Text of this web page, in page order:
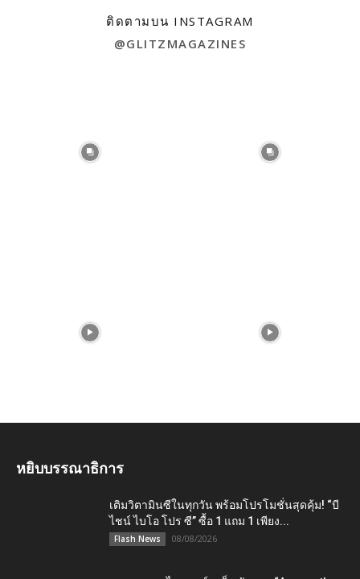
ติดตามบน INSTAGRAM
@GLITZMAGAZINES
หยิบบรรณาธิการ
เติมวิตามินซีในทุกวัน พร้อมโปรโมชั่นสุดคุ้ม! “บี
ไชน์ ไบโอ โปร ซี” ซื้อ 1 แถม 1 เพียง...
Flash News 08/08/2026